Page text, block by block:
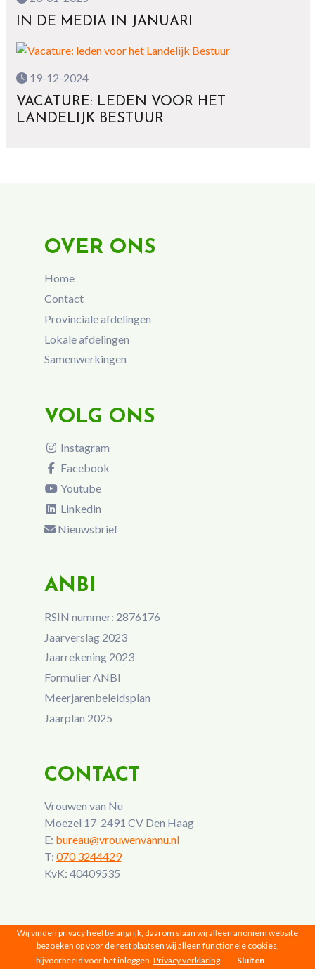
IN DE MEDIA IN JANUARI
19-12-2024
VACATURE: LEDEN VOOR HET
LANDELIJK BESTUUR
OVER ONS
Home
Contact
Provinciale afdelingen
Lokale afdelingen
Samenwerkingen
VOLG ONS
Instagram
Facebook
Youtube
Linkedin
Nieuwsbrief
ANBI
RSIN nummer: 2876176
Jaarverslag 2023
Jaarrekening 2023
Formulier ANBI
Meerjarenbeleidsplan
Jaarplan 2025
CONTACT
Vrouwen van Nu
Moezel 17 2491 CV Den Haag
E: bureau@vrouwenvannu.nl
T: 070 3244429
KvK: 40409535
Wij vinden privacy heel belangrijk, daarom slaan wij alleen anoniem website
bezoeken op voor de rest plaatsen wij alleen functionele cookies,
bijvoorbeeld voor het inloggen. Privacy verklaring Sluiten